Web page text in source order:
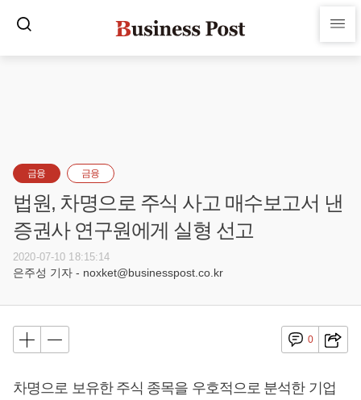
금융 금융
법원, 차명으로 주식 사고 매수보고서 낸
증권사 연구원에게 실형 선고
2020-07-10 18:15:14
은주성 기자 - noxket@businesspost.co.kr
0
차명으로 보유한 주식 종목을 우호적으로 분석한 기업